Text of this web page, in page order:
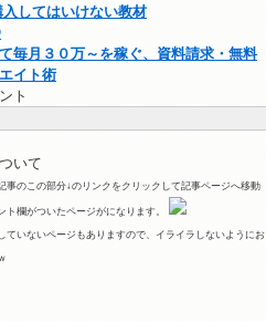
してはいけない教材
毎月３０万～を稼ぐ、資料請求・無料
イト術
ト
いて
事のこの部分↓のリンクをクリックして記事ページへ移動
ト欄がついたページがになります。
ていないページもありますので、イライラしないようにお